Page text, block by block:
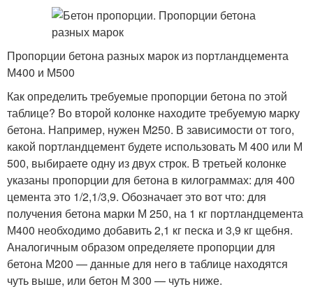
Пропорции бетона разных марок из портландцемента
М400 и М500
Как определить требуемые пропорции бетона по этой
таблице? Во второй колонке находите требуемую марку
бетона. Например, нужен M250. В зависимости от того,
какой портландцемент будете использовать М 400 или М
500, выбираете одну из двух строк. В третьей колонке
указаны пропорции для бетона в килограммах: для 400
цемента это 1/2,1/3,9. Обозначает это вот что: для
получения бетона марки М 250, на 1 кг портландцемента
М400 необходимо добавить 2,1 кг песка и 3,9 кг щебня.
Аналогичным образом определяете пропорции для
бетона М200 — данные для него в таблице находятся
чуть выше, или бетон М 300 — чуть ниже.